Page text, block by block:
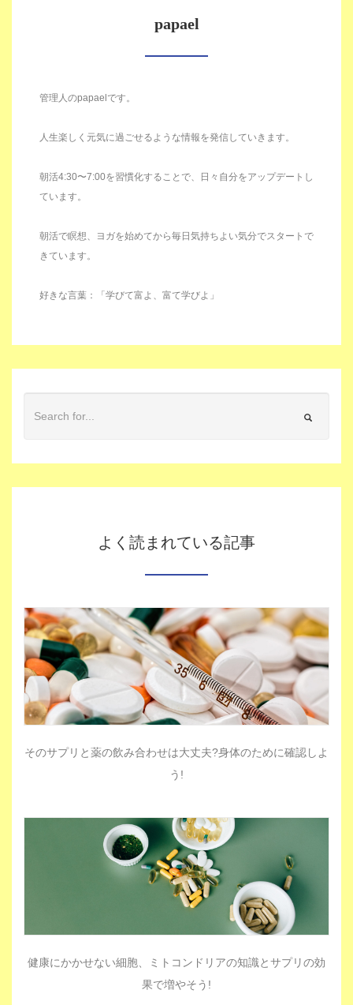
papael
管理人のpapaelです。
人生楽しく元気に過ごせるような情報を発信していきます。
朝活4:30〜7:00を習慣化することで、日々自分をアップデートし
ています。
朝活で瞑想、ヨガを始めてから毎日気持ちよい気分でスタートで
きています。
好きな言葉：「学びて富よ、富て学びよ」
よく読まれている記事
そのサプリと薬の飲み合わせは大丈夫?身体のために確認しよ
う!
健康にかかせない細胞、ミトコンドリアの知識とサプリの効
果で増やそう!